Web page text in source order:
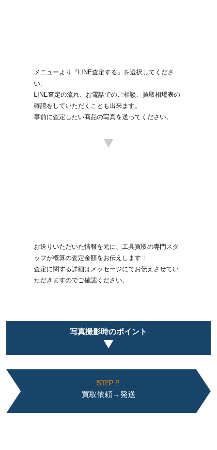
メニューより『LINE査定する』を選択してくださ
い。
LINE査定の流れ、お電話でのご相談、買取相場表の
確認をしていただくことも出来ます。
事前に査定したい商品の写真を送ってください。
お送りいただいた情報を元に、工具買取の専門スタ
ッフが概算の査定金額をお伝えします！
査定に関する詳細はメッセージにてお伝えさせてい
ただきますのでご確認ください。
写真撮影時のポイント
STEP 2
買取依頼→発送